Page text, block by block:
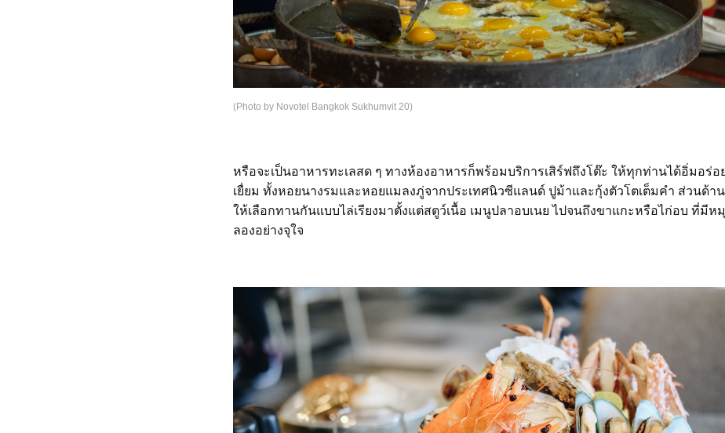
(Photo by Novotel Bangkok Sukhumvit 20)
หรือจะเป็นอาหารทะเลสด ๆ ทางห้องอาหารก็พร้อมบริการเสิร์ฟถึงโต๊ะ ให้ทุกท่านได้อิ่มอ
เยื่ยม ทั้งหอยนางรมและหอยแมลงภู่จากประเทศนิวซีแลนด์ ปูม้าและกุ้งตัวโตเต็มคำ ส่วนด้า
ให้เลือกทานกันแบบไล่เรียงมาตั้งแต่สตูว์เนื้อ เมนูปลาอบเนย ไปจนถึงขาแกะหรือไก่อบ ที่มีห
ลองอย่างจุใจ